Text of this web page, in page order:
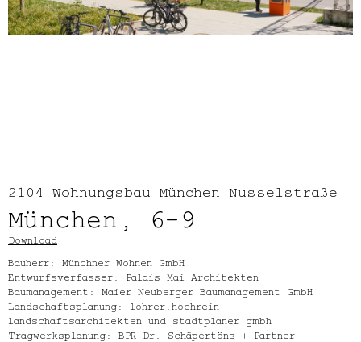
2104 Wohnungsbau München Nusselstraße
München, 6-9
Bauherr: Münchner Wohnen GmbH
Entwurfsverfasser: Palais Mai Architekten
Baumanagement: Maier Neuberger Baumanagement GmbH
Landschaftsplanung: lohrer.hochrein
landschaftsarchitekten und stadtplaner gmbh
Tragwerksplanung: BPR Dr. Schäpertöns + Partner
Download